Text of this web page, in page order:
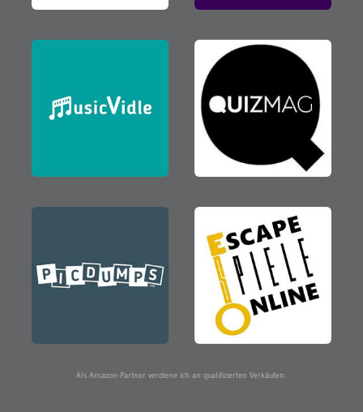
Als Amazon-Partner verdiene ich an qualifizierten Verkäufen.